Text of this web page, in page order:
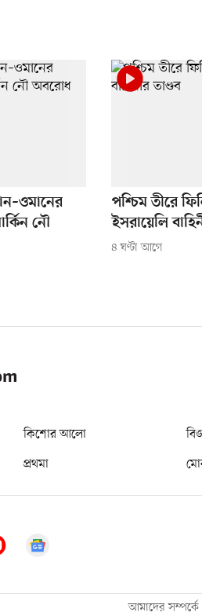
নৌ
পশ্চিম তীরে
ইসরায়েলি
৪ ঘণ্টা আগে
কিশোর আলো
প্রথমা
আমাদের সম্পর্কে